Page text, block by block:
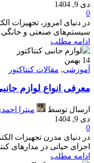
دی 9, 1404
0
در دنیای امروز، تجهیزات
سیستم‌های صنعتی و خانگی
ادامه مطلب
14 بهمن
آموزشی, مقالات کنتاکتور
معرفی انواع لوازم
ارسال توسط
میترا
دی 9, 1404
0
در دنیای مدرن تجهیزات
اجزای حیاتی در مدارهای
ادامه مطلب